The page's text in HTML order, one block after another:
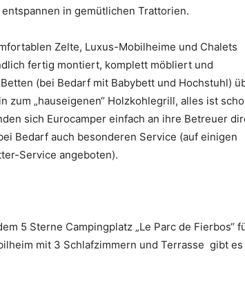
in gemütlichen Trattorien.
Zelte, Luxus-Mobilheime und Chalets
fertig montiert, komplett möbliert und
(bei Bedarf mit Babybett und Hochstuhl)
„hauseigenen“ Holzkohlegrill, alles ist
sich Eurocamper einfach an ihre Betreuer
Bedarf auch besonderen Service (auf einigen
Service angeboten).
5 Sterne Campingplatz „Le Parc de Fierbos“
mit 3 Schlafzimmern und Terrasse gibt es